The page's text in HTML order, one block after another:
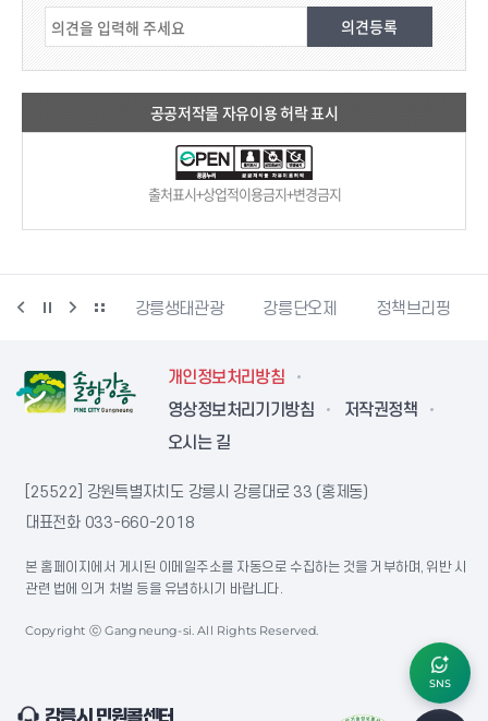
공공저작물 자유이용 허락 표시
출처표시+상업적이용금지+변경금지
동물사랑센터 강릉생태관광 강릉단오제 정책브리핑
개인정보처리방침
영상정보처리기기방침
저작권정책
오시는 길
[25522] 강원특별자치도 강릉시 강릉대로 33 (홍제동)
대표전화 033-660-2018
본 홈페이지에서 게시된 이메일주소를 자동으로 수집하는 것을 거부하며, 위반 시
관련 법에 의거 처벌 등을 유념하시기 바랍니다.
Copyright ⓒ Gangneung-si. All Rights Reserved.
SNS